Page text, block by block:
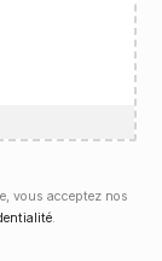
vous acceptez nos
.